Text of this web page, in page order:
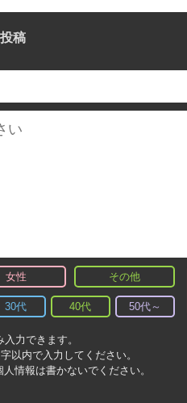
稿
女性 その他
30代 40代 50代～
力できます。
以内で入力してください。
情報は書かないでください。